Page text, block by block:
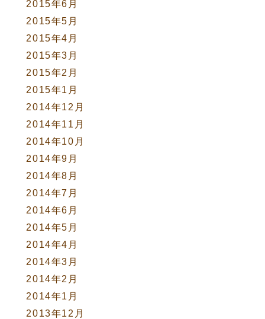
2015年6月
2015年5月
2015年4月
2015年3月
2015年2月
2015年1月
2014年12月
2014年11月
2014年10月
2014年9月
2014年8月
2014年7月
2014年6月
2014年5月
2014年4月
2014年3月
2014年2月
2014年1月
2013年12月